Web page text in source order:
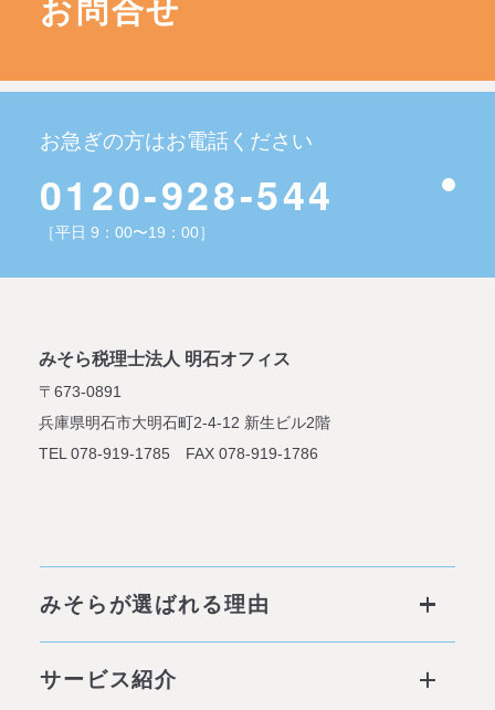
お問合せ
お急ぎの方はお電話ください
0120-928-544
［平日 9：00〜19：00］
みそら税理士法人 明石オフィス
〒673-0891
兵庫県明石市大明石町2-4-12 新生ビル2階
TEL 078-919-1785 FAX 078-919-1786
みそらが選ばれる理由
サービス紹介